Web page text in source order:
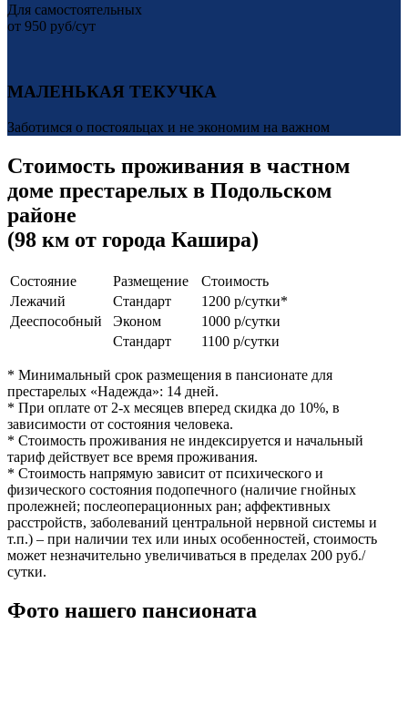
Для самостоятельных
от 950 руб/сут
МАЛЕНЬКАЯ ТЕКУЧКА
Заботимся о постояльцах и не экономим на важном
Стоимость проживания в частном
доме престарелых в Подольском
районе
(98 км от города Кашира)
Состояние Размещение
Стоимость
Лежачий
Стандарт
1200 р/сутки*
Дееспособный
Эконом
1000 р/сутки
Стандарт
1100 р/сутки
* Минимальный срок размещения в пансионате для
престарелых «Надежда»: 14 дней.
* При оплате от 2-х месяцев вперед скидка до 10%, в
зависимости от состояния человека.
* Стоимость проживания не индексируется и начальный
тариф действует все время проживания.
* Стоимость напрямую зависит от психического и
физического состояния подопечного (наличие гнойных
пролежней; послеоперационных ран; аффективных
расстройств, заболеваний центральной нервной системы и
т.п.) – при наличии тех или иных особенностей, стоимость
может незначительно увеличиваться в пределах 200 руб./
сутки.
Фото нашего пансионата